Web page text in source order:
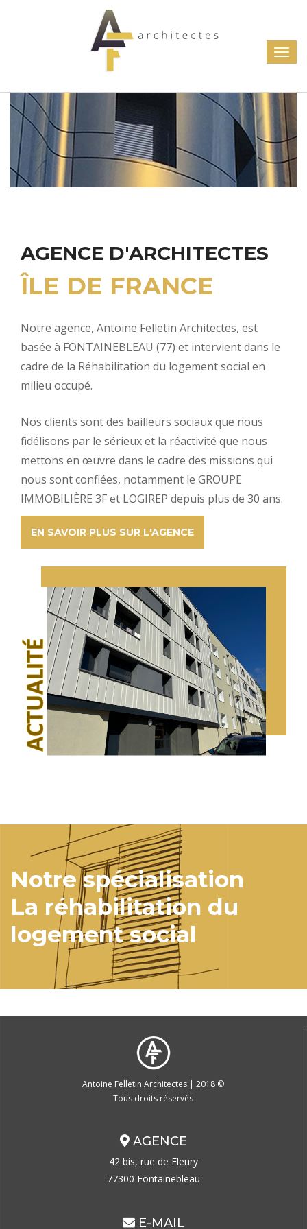
AGENCE D'ARCHITECTES
ÎLE DE FRANCE
Notre agence, Antoine Felletin Architectes, est
basée à FONTAINEBLEAU (77) et intervient dans le
cadre de la Réhabilitation du logement social en
milieu occupé.
Nos clients sont des bailleurs sociaux que nous
fidélisons par le sérieux et la réactivité que nous
mettons en œuvre dans le cadre des missions qui
nous sont confiées, notamment le GROUPE
IMMOBILIÈRE 3F et LOGIREP depuis plus de 30 ans.
EN SAVOIR PLUS SUR L'AGENCE
Notre spécialisation
La réhabilitation du
logement social
Antoine Felletin Architectes | 2018 ©
Tous droits réservés
AGENCE
42 bis, rue de Fleury
77300 Fontainebleau
E-MAIL